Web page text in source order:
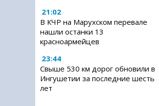
21:02
В КЧР на Марухском перевале
нашли останки 13
красноармейцев
23:44
Свыше 530 км дорог обновили в
Ингушетии за последние шесть
лет